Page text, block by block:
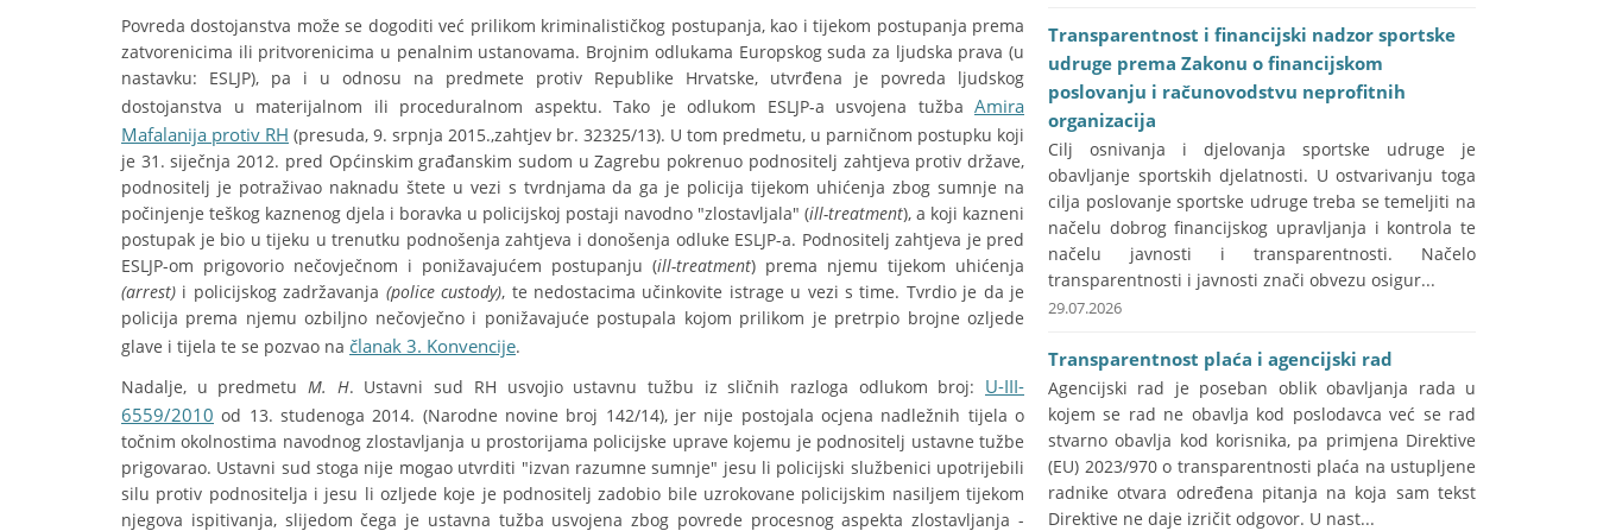
Povreda dostojanstva može se dogoditi već prilikom kriminalističkog postupanja, kao i tijekom postupanja prema
zatvorenicima ili pritvorenicima u penalnim ustanovama. Brojnim odlukama Europskog suda za ljudska prava (u
nastavku: ESLJP), pa i u odnosu na predmete protiv Republike Hrvatske, utvrđena je povreda ljudskog
dostojanstva u materijalnom ili proceduralnom aspektu. Tako je odlukom ESLJP-a usvojena tužba Amira
Mafalanija protiv RH (presuda, 9. srpnja 2015.,zahtjev br. 32325/13). U tom predmetu, u parničnom postupku koji
je 31. siječnja 2012. pred Općinskim građanskim sudom u Zagrebu pokrenuo podnositelj zahtjeva protiv države,
podnositelj je potraživao naknadu štete u vezi s tvrdnjama da ga je policija tijekom uhićenja zbog sumnje na
počinjenje teškog kaznenog djela i boravka u policijskoj postaji navodno "zlostavljala" (ill-treatment), a koji kazneni
postupak je bio u tijeku u trenutku podnošenja zahtjeva i donošenja odluke ESLJP-a. Podnositelj zahtjeva je pred
ESLJP-om prigovorio nečovječnom i ponižavajućem postupanju (ill-treatment) prema njemu tijekom uhićenja
(arrest) i policijskog zadržavanja (police custody), te nedostacima učinkovite istrage u vezi s time. Tvrdio je da je
policija prema njemu ozbiljno nečovječno i ponižavajuće postupala kojom prilikom je pretrpio brojne ozljede
glave i tijela te se pozvao na članak 3. Konvencije.
Nadalje, u predmetuM. H. Ustavni sud RH usvojio ustavnu tužbu iz sličnih razloga odlukom broj: U-III-
6559/2010 od 13. studenoga 2014. (Narodne novine broj 142/14), jer nije postojala ocjena nadležnih tijela o
točnim okolnostima navodnog zlostavljanja u prostorijama policijske uprave kojemu je podnositelj ustavne tužbe
prigovarao. Ustavni sud stoga nije mogao utvrditi "izvan razumne sumnje" jesu li policijski službenici upotrijebili
silu protiv podnositelja i jesu li ozljede koje je podnositelj zadobio bile uzrokovane policijskim nasiljem tijekom
njegova ispitivanja, slijedom čega je ustavna tužba usvojena zbog povrede procesnog aspekta zlostavljanja -
Transparentnost i financijski nadzor sportske
udruge prema Zakonu o financijskom
poslovanju i računovodstvu neprofitnih
organizacija
Cilj osnivanja i djelovanja sportske udruge je
obavljanje sportskih djelatnosti. U ostvarivanju toga
cilja poslovanje sportske udruge treba se temeljiti na
načelu dobrog financijskog upravljanja i kontrola te
načelu javnosti i transparentnosti. Načelo
transparentnosti i javnosti znači obvezu osigur...
29.07.2026
Transparentnost plaća i agencijski rad
Agencijski rad je poseban oblik obavljanja rada u
kojem se rad ne obavlja kod poslodavca već se rad
stvarno obavlja kod korisnika, pa primjena Direktive
(EU) 2023/970 o transparentnosti plaća na ustupljene
radnike otvara određena pitanja na koja sam tekst
Direktive ne daje izričit odgovor. U nast...